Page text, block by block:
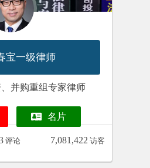
宝一级律师
并购重组专家律师
名片
评论 7,081,422 访客